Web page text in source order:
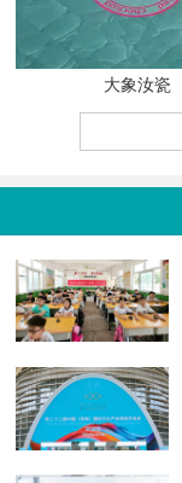
大象汝瓷